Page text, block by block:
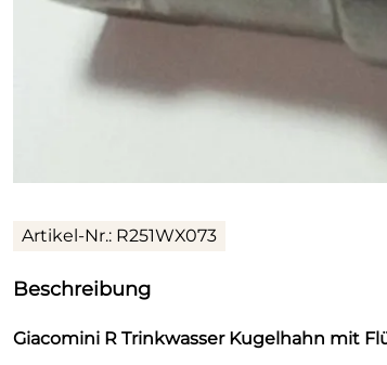
Artikel-Nr.: R251WX073
Beschreibung
Giacomini R Trinkwasser Kugelhahn mit